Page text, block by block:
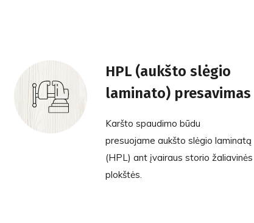
HPL (aukšto slėgio
laminato) presavimas
Karšto spaudimo būdu
presuojame aukšto slėgio laminatą
(HPL) ant įvairaus storio žaliavinės
plokštės.